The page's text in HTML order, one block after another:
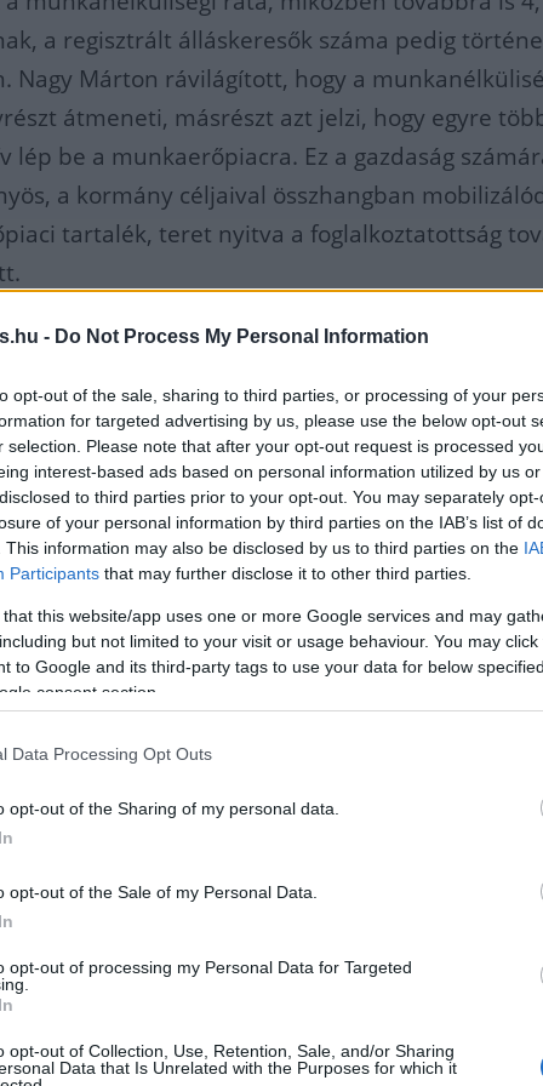
- Do Not Process My Personal Information
opt-out of the sale, sharing to third parties, or processing of your
for targeted advertising by us, please use the below opt-out
selection. Please note that after your opt-out request is processed
interest-based ads based on personal information utilized by us
to third parties prior to your opt-out. You may separately
of your personal information by third parties on the IAB’s list of
This information may also be disclosed by us to third parties on the
Participants that may further disclose it to other third parties.
that this website/app uses one or more Google services and may
but not limited to your visit or usage behaviour. You may
to Google and its third-party tags to use your data for below
consent section.
Data Processing Opt Outs
opt-out of the Sharing of my personal data.
opt-out of the Sale of my Personal Data.
opt-out of processing my Personal Data for Targeted
opt-out of Collection, Use, Retention, Sale, and/or Sharing
Data that Is Unrelated with the Purposes for which it
a regisztrált álláskeresők száma pedig
Nagy Márton rávilágított, hogy a
átmeneti, másrészt azt jelzi, hogy egyre
lép be a munkaerőpiacra. Ez a gazdaság
a kormány céljaival összhangban
tartalék, teret nyitva a foglalkoztatottság
csökkent, de az inaktív
a munkaerőpiacra lépés
a 15 és 34 év közötti, főként
végzettségű fiatalok és az 55
közötti, nyugdíj előtt álló
körében tapasztalható.
szeretnének a munkaerőpiacra
emelkedik leginkább a foglalkoztatás.
a figyelmet arra is, hogy a magyar
folyamatban van egy belső, ágazati
mértékben a közigazgatásban csökkent
száma (49 ezerrel), ezzel egyidejűleg a